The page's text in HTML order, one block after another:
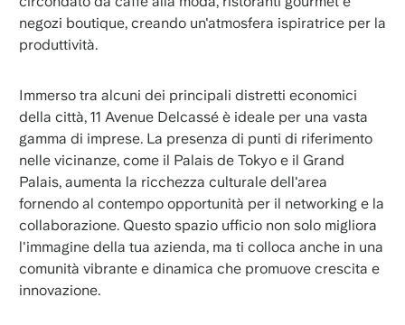
negozi boutique, creando un'atmosfera ispiratrice per la
produttività.
Immerso tra alcuni dei principali distretti economici
della città, 11 Avenue Delcassé è ideale per una vasta
gamma di imprese. La presenza di punti di riferimento
nelle vicinanze, come il Palais de Tokyo e il Grand
Palais, aumenta la ricchezza culturale dell'area
fornendo al contempo opportunità per il networking e la
collaborazione. Questo spazio ufficio non solo migliora
l'immagine della tua azienda, ma ti colloca anche in una
comunità vibrante e dinamica che promuove crescita e
innovazione.